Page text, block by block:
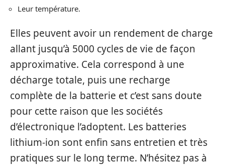
Leur température.
Elles peuvent avoir un rendement de charge
allant jusqu’à 5000 cycles de vie de façon
approximative. Cela correspond à une
décharge totale, puis une recharge
complète de la batterie et c’est sans doute
pour cette raison que les sociétés
d’électronique l’adoptent. Les batteries
lithium-ion sont enfin sans entretien et très
pratiques sur le long terme. N’hésitez pas à